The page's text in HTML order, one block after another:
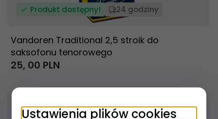
Produkt dostępny! 24 godziny
Vandoren Traditional 2,5 stroik do
saksofonu tenorowego
25, 00 PLN
Ustawienia plików cookies